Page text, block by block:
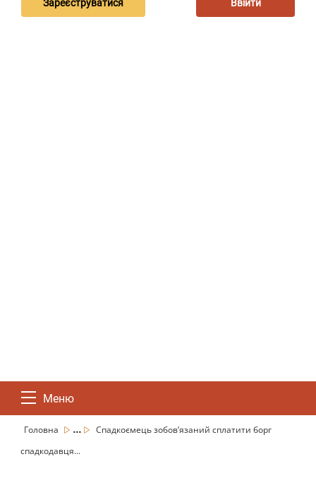
Зареєструватися Ввійти
Меню
Головна ...
Спадкоємець зобов’язаний сплатити борг
спадкодавця...